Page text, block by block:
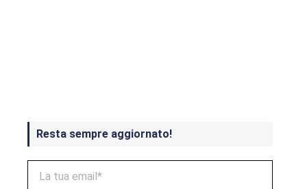
Resta sempre aggiornato!